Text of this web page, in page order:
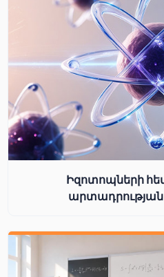
Իզոտոպների